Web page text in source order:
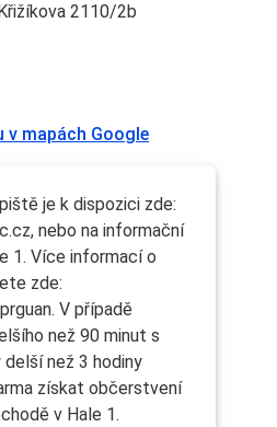
2110/2b
mapách Google
je k dispozici zde:
nebo na informační
1. Více informací o
zde:
V případě
než 90 minut s
než 3 hodiny
získat občerstvení
v Hale 1.